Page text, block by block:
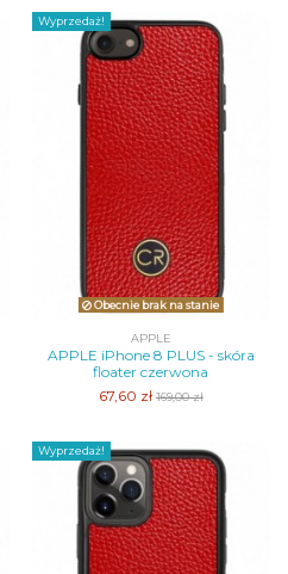
Wyprzedaż!
Obecnie brak na stanie
APPLE
APPLE iPhone 8 PLUS - skóra
floater czerwona
67,60 zł169,00 zł
Wyprzedaż!